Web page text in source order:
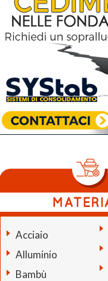
Acciaio
Alluminio
Bambù